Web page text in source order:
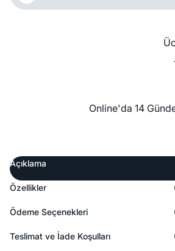
Online'da 14
Açıklama
Özellikler
Ödeme Seçenekleri
Teslimat ve İade Koşulları